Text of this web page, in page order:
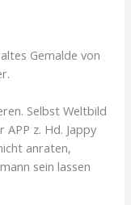
Gemalde von
Selbst Weltbild
z. Hd. Jappy
anraten,
sein lassen